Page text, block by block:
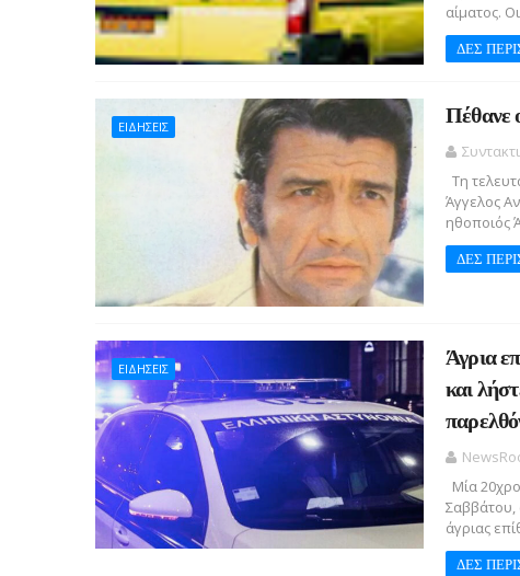
αίματος.
ΔΕΣ
ΕΙΔΗΣΕΙΣ Πέθανε
Τη
Άγγελος
ηθοποιός
ΔΕΣ
ΕΙΔΗΣΕΙΣ
Άγρια
και
Μία
Σαββάτου,
άγριας
ΔΕΣ